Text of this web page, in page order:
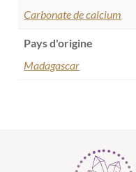
Carbonate de calcium
Pays d'origine
Madagascar